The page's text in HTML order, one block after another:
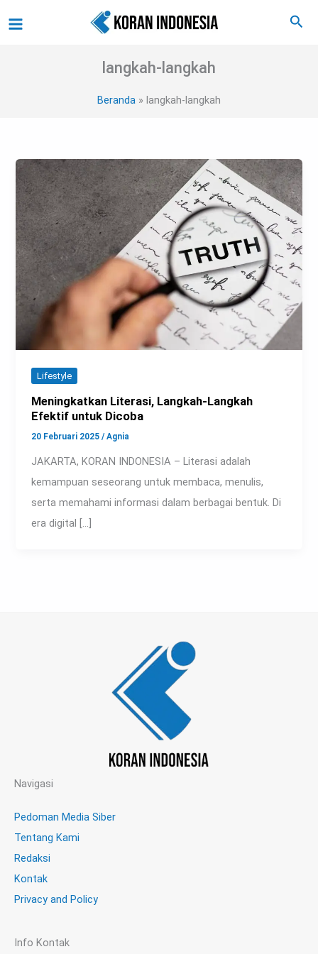
ke
Cari
langkah-langkah
Beranda langkah-langkah
Lifestyle
Meningkatkan Literasi, Langkah-Langkah
Efektif untuk Dicoba
20 Februari 2025/Agnia
JAKARTA, KORAN INDONESIA – Literasi adalah
kemampuan seseorang untuk membaca, menulis,
serta memahami informasi dalam berbagai bentuk. Di
era digital […]
Navigasi
Pedoman Media Siber
Tentang Kami
Redaksi
Kontak
Privacy and Policy
Info Kontak